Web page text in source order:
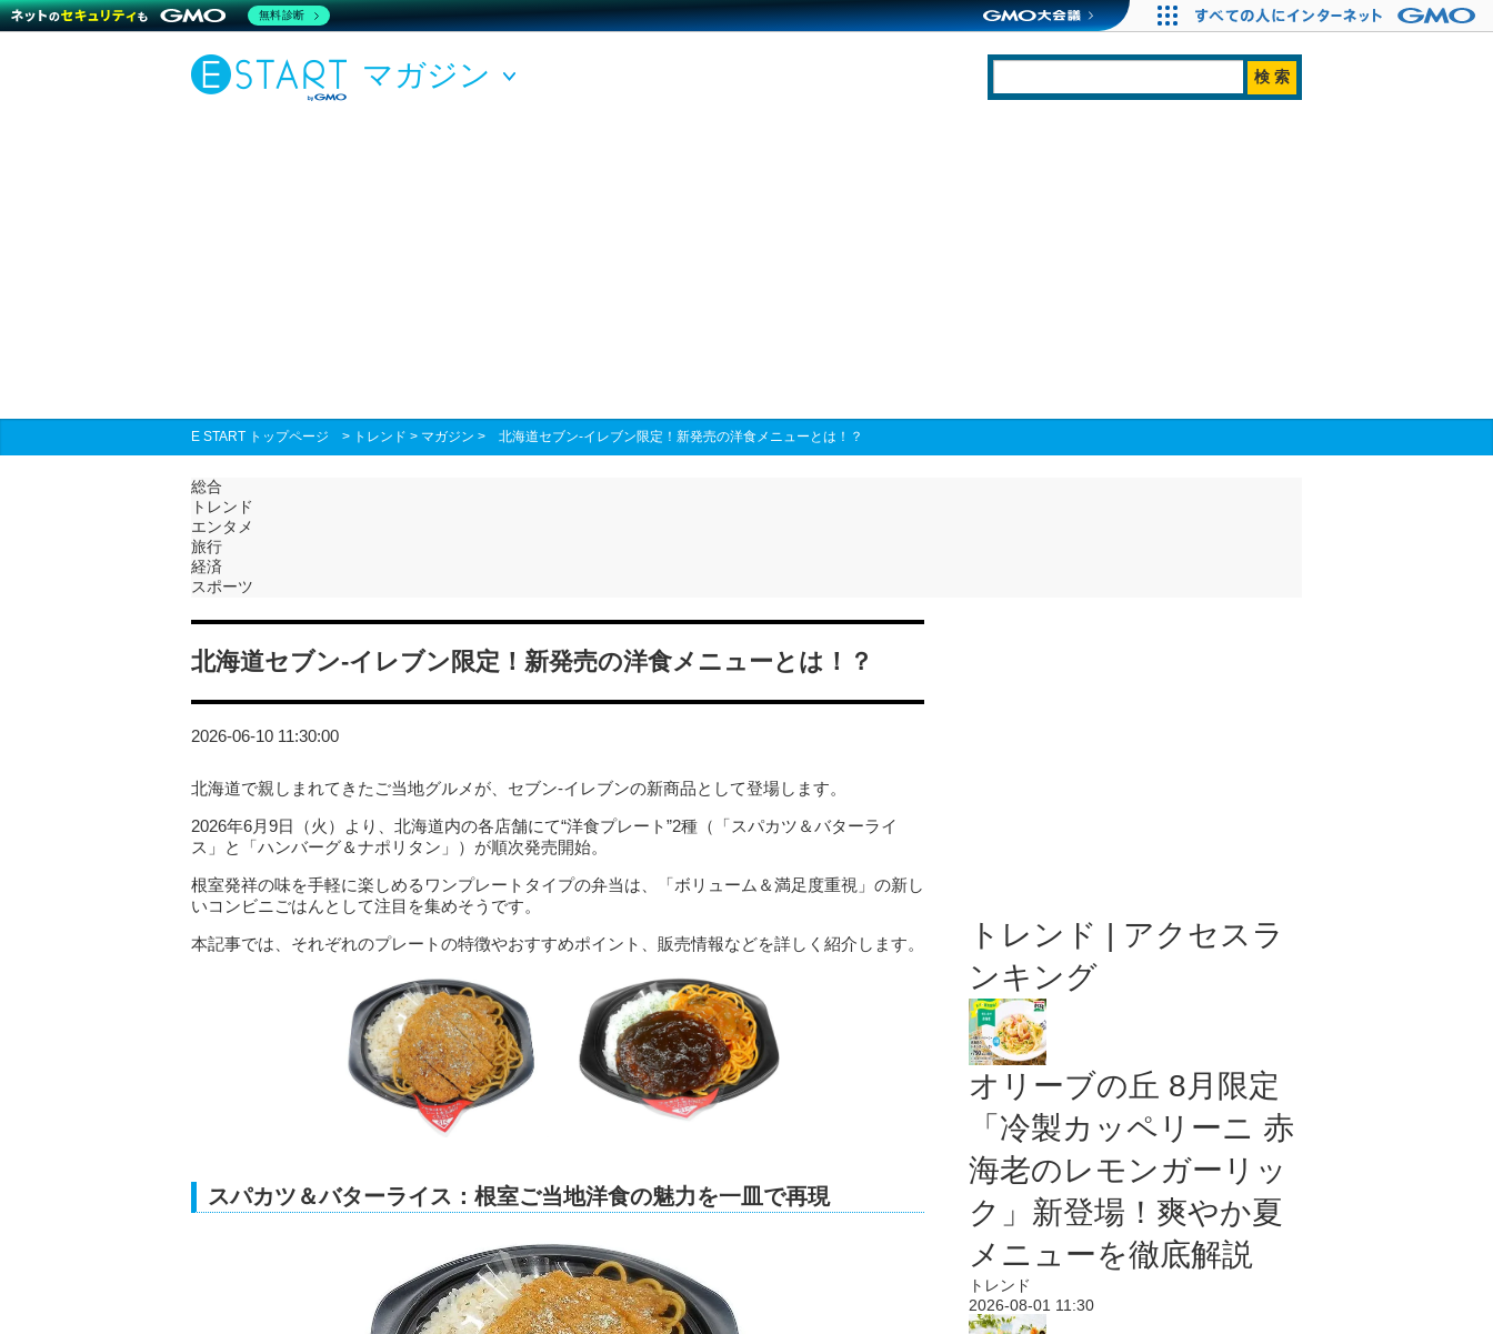
マガジン
E START トップページ > トレンド > マガジン > 北海道セブン‐イレブン限定！新発売の洋食メニューとは！？
総合
トレンド
エンタメ
旅行
経済
スポーツ
北海道セブン‐イレブン限定！新発売の洋食メニューとは！？
2026-06-10 11:30:00
北海道で親しまれてきたご当地グルメが、セブン‐イレブンの新商品として登場します。
2026年6月9日（火）より、北海道内の各店舗にて“洋食プレート”2種（「スパカツ＆バターライ
ス」と「ハンバーグ＆ナポリタン」）が順次発売開始。
根室発祥の味を手軽に楽しめるワンプレートタイプの弁当は、「ボリューム＆満足度重視」の新し
いコンビニごはんとして注目を集めそうです。
本記事では、それぞれのプレートの特徴やおすすめポイント、販売情報などを詳しく紹介します。
スパカツ＆バターライス：根室ご当地洋食の魅力を一皿で再現
トレンド | アクセスラ
ンキング
オリーブの丘 8月限定
「冷製カッペリーニ 赤
海老のレモンガーリッ
ク」新登場！爽やか夏
メニューを徹底解説
トレンド
2026-08-01 11:30
無料診断